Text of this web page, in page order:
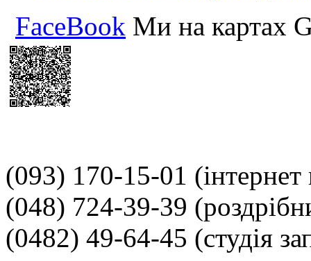
FaceBook Ми на картах
(093) 170-15-01
(048) 724-39-39
(0482) 49-64-45 (студія